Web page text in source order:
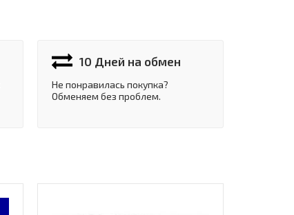
10 Дней на обмен
Не понравилась покупка?
Обменяем без проблем.